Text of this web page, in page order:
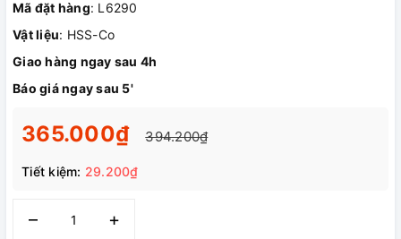
Mã đặt hàng: L6290
Vật liệu: HSS-Co
Giao hàng ngay sau 4h
Báo giá ngay sau 5'
365.000₫ 394.200₫
Tiết kiệm: 29.200₫
– +